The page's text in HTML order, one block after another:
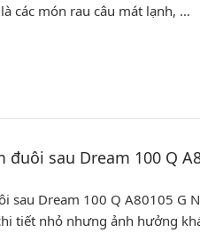
các món rau câu mát lạnh, …
sau Dream 100 Q
sau Dream 100 Q A80105 G
tiết nhỏ nhưng ảnh hưởng